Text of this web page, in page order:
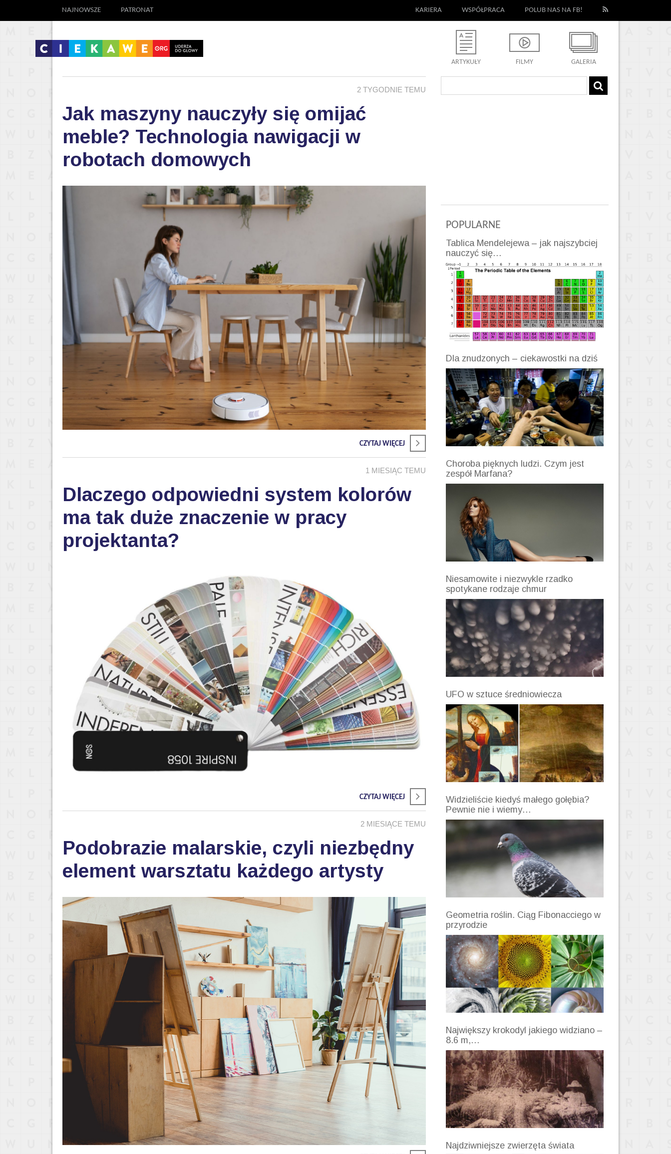
NAJNOWSZE PATRONAT KARIERA WSPÓŁPRACA POLUB NAS NA FB!
ARTYKUŁY FILMY GALERIA
2 TYGODNIE TEMU
Jak maszyny nauczyły się omijać
meble? Technologia nawigacji w
robotach domowych
CZYTAJ WIĘCEJ
1 MIESIĄC TEMU
Dlaczego odpowiedni system kolorów
ma tak duże znaczenie w pracy
projektanta?
CZYTAJ WIĘCEJ
2 MIESIĄCE TEMU
Podobrazie malarskie, czyli niezbędny
element warsztatu każdego artysty
POPULARNE
Tablica Mendelejewa – jak najszybciej
nauczyć się…
Dla znudzonych – ciekawostki na dziś
Choroba pięknych ludzi. Czym jest
zespół Marfana?
Niesamowite i niezwykle rzadko
spotykane rodzaje chmur
UFO w sztuce średniowiecza
Widzieliście kiedyś małego gołębia?
Pewnie nie i wiemy…
Geometria roślin. Ciąg Fibonacciego w
przyrodzie
Największy krokodyl jakiego widziano –
8.6 m,…
Najdziwniejsze zwierzęta świata